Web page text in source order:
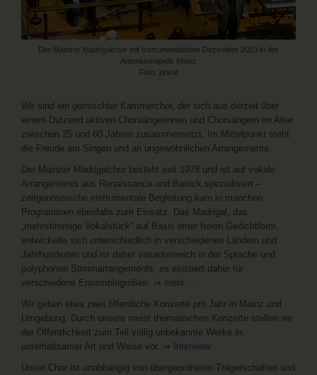
Der Mainzer Madrigalchor mit Instrumentalisten Dezember 2023 in der
Antoniuskapelle Mainz
Foto: privat
Wir sind ein gemischter Kammerchor, der sich aus derzeit über
einem Dutzend aktiven Chorsängerinnen und Chorsängern im Alter
zwischen 25 und 60 Jahren zusammensetzt. Im Mittelpunkt steht
die Freude am Singen und an ungewöhnlichen Arrangements.
Der Mainzer Madrigalchor besteht seit 1978 und ist auf vokale
Arrangements aus Renaissance und Barock spezialisiert –
zeitgenössische instrumentale Begleitung kam in manchen
Programmen ebenfalls zum Einsatz. Das Madrigal, das
„mehrstimmige Vokalstück” auf Basis einer freien Gedichtform,
entwickelte sich unterschiedlich in verschiedenen Ländern und
Jahrhunderten und ist daher variantenreich in der Sprache und
polyphonen Stimmarrangements; es existiert daher für
verschiedene Ensemblegrößen. ⇒ mehr …
Wir geben etwa zwei öffentliche Konzerte pro Jahr in Mainz und
Umgebung. Durch unsere meist thematischen Konzerte stellen wir
der Öffentlichkeit zum Teil völlig unbekannte Werke in
unterhaltsamer Art und Weise vor. ⇒ Interview
Unser Chor ist unabhängig von übergeordneten Trägerschaften und